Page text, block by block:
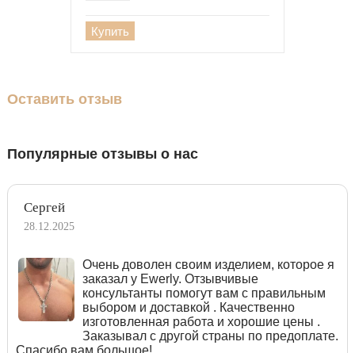
Купить
Оставить отзыв
Популярные отзывы о нас
Сергей
28.12.2025
Очень доволен своим изделием, которое я
заказал у Ewerly. Отзывчивые
консультанты помогут вам с правильным
выбором и доставкой . Качественно
изготовленная работа и хорошие цены .
Заказывал с другой страны по предоплате.
Спасибо вам большое!